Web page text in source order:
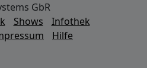
GbR
Shows
Infothek
Hilfe